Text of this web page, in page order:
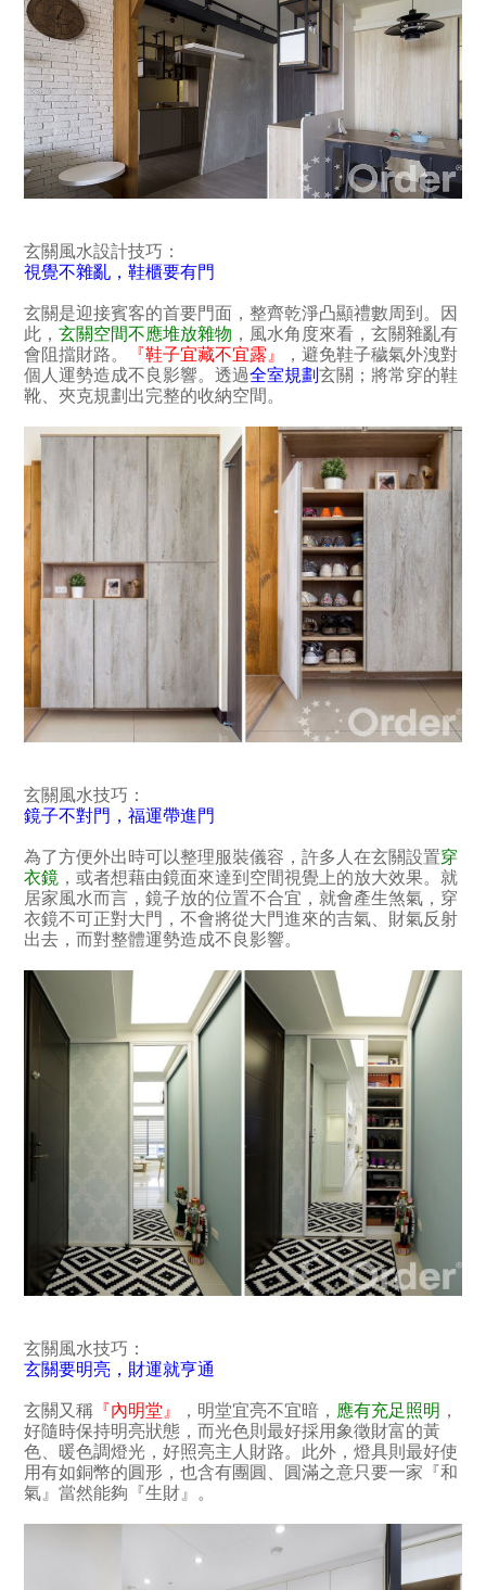
玄關風水設計技巧：
視覺不雜亂，鞋櫃要有門
玄關是迎接賓客的首要門面，整齊乾淨凸顯禮數周到。因
此，玄關空間不應堆放雜物 ，風水角度來看，玄關雜亂有
會阻擋財路。
『鞋子宜藏不宜露』
，避免鞋子穢氣外洩對
個人運勢造成不良影響。透過全室規劃玄關；將常穿的鞋
靴、夾克規劃出完整的收納空間。
玄關風水技巧：
鏡子不對門，福運帶進門
為了方便外出時可以整理服裝儀容，許多人在玄關設置穿
衣鏡 ，或者想藉由鏡面來達到空間視覺上的放大效果。就
居家風水而言，鏡子放的位置不合宜，就會產生煞氣，穿
衣鏡不可正對大門，不會將從大門進來的吉氣、財氣反射
出去，而對整體運勢造成不良影響。
玄關風水技巧：
玄關要明亮，財運就亨通
玄關又稱 『內明堂』 ，明堂宜亮不宜暗， 應有充足照明 ，
好隨時保持明亮狀態，而光色則最好採用象徵財富的黃
色、暖色調燈光，好照亮主人財路。此外，燈具則最好使
用有如銅幣的圓形，也含有團圓、圓滿之意只要一家『和
氣』當然能夠『生財』。